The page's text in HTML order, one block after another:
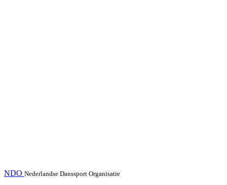
NDO Nederlandse Danssport Organisatie